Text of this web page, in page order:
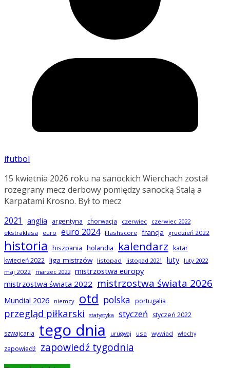
ifutbol
15 kwietnia 2026 roku na sanockich Wierchach został
rozegrany mecz derbowy pomiędzy sanocką Stalą a
Karpatami Krosno. Był to mecz
2021
anglia argentyna chorwacja czerwiec
czerwiec 2022
ekstraklasa
euro euro 2024 Flashscore francja grudzień 2022
historia hiszpania holandia kalendarz katar
kwiecień 2022 liga mistrzów listopad listopad 2021 luty
luty 2022
maj 2022
marzec 2022 mistrzostwa europy
mistrzostwa świata 2022 mistrzostwa świata 2026
Mundial 2026 niemcy otd polska portugalia
przegląd piłkarski statystyka styczeń styczeń 2022
szwajcaria tego dnia urugwaj usa wywiad włochy
zapowiedź zapowiedź tygodnia